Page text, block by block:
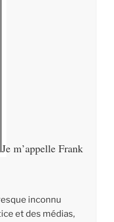
Je m’appelle Frank
inconnu
et des médias,